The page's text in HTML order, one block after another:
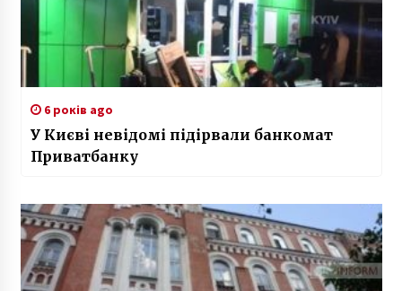
6 років ago
У Києві невідомі підірвали банкомат
Приватбанку